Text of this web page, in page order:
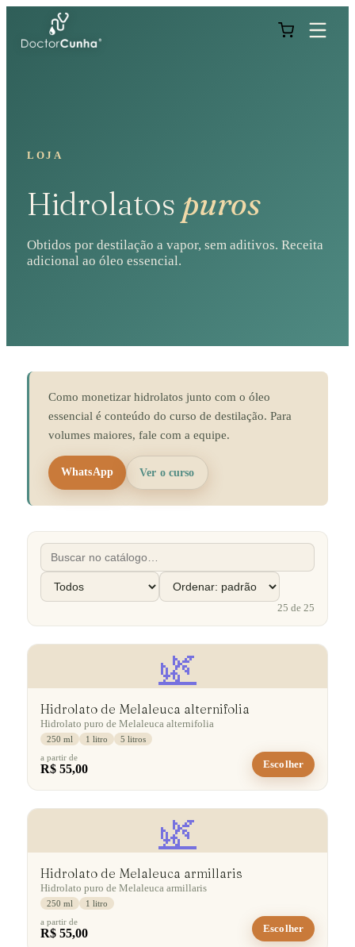
LOJA
Hidrolatos puros
Obtidos por destilação a vapor, sem aditivos. Receita
adicional ao óleo essencial.
Como monetizar hidrolatos junto com o óleo
essencial é conteúdo do curso de destilação. Para
volumes maiores, fale com a equipe.
WhatsApp Ver o curso
25 de25
🌿
Hidrolato de Melaleuca alternifolia
Hidrolato puro de Melaleuca alternifolia
250 ml 1 litro
5 litros
a partir de
R$ 55,00 Escolher
🌿
Hidrolato de Melaleuca armillaris
Hidrolato puro de Melaleuca armillaris
250 ml
1 litro
a partir de
R$ 55,00 Escolher